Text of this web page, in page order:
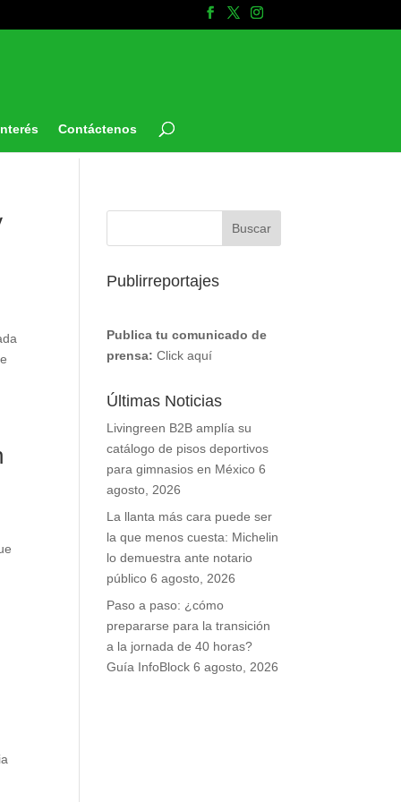
Contáctenos
Publirreportajes
Publica tu comunicado de
prensa: Click aquí
Últimas Noticias
Livingreen B2B amplía su
catálogo de pisos deportivos
para gimnasios en México 6
agosto, 2026
La llanta más cara puede ser
la que menos cuesta: Michelin
lo demuestra ante notario
público 6 agosto, 2026
Paso a paso: ¿cómo
prepararse para la transición
a la jornada de 40 horas?
Guía InfoBlock 6 agosto, 2026